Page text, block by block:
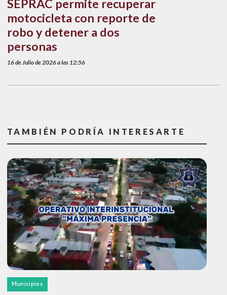
SEPRAC permite recuperar
motocicleta con reporte de
robo y detener a dos
personas
16 de Julio de 2026 a las 12:56
TAMBIÉN PODRÍA INTERESARTE
Municipios